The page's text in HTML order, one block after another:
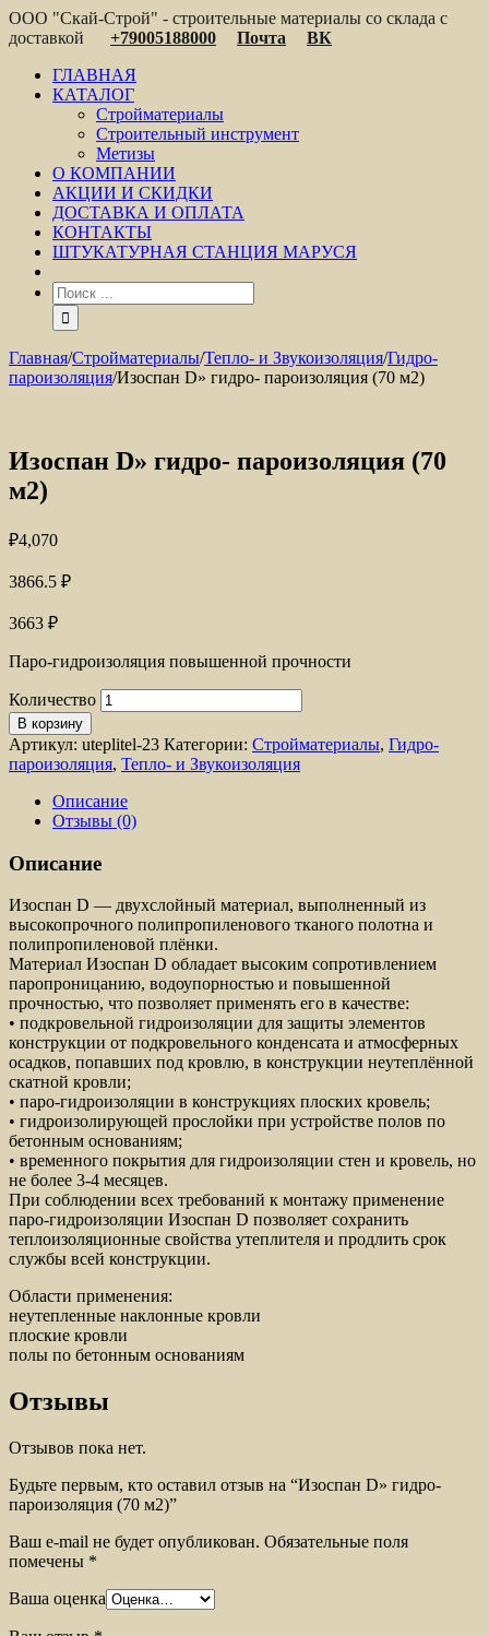
ООО "Скай-Строй" - строительные материалы со склада с
доставкой
+79005188000 Почта
ВК
ГЛАВНАЯ
КАТАЛОГ
Стройматериалы
Строительный инструмент
Метизы
О КОМПАНИИ
АКЦИИ И СКИДКИ
ДОСТАВКА И ОПЛАТА
КОНТАКТЫ
ШТУКАТУРНАЯ СТАНЦИЯ МАРУСЯ
Главная/Стройматериалы/Тепло- и Звукоизоляция/Гидро-
пароизоляция/Изоспан D» гидро- пароизоляция (70 м2)
Изоспан D» гидро- пароизоляция (70
м2)
₽4,070
3866.5 ₽
3663 ₽
Паро-гидроизоляция повышенной прочности
Количество
В корзину
Артикул: uteplitel-23 Категории: Стройматериалы, Гидро-
пароизоляция, Тепло- и Звукоизоляция
Описание
Отзывы (0)
Описание
Изоспан D — двухслойный материал, выполненный из
высокопрочного полипропиленового тканого полотна и
полипропиленовой плёнки.
Материал Изоспан D обладает высоким сопротивлением
паропроницанию, водоупорностью и повышенной
прочностью, что позволяет применять его в качестве:
• подкровельной гидроизоляции для защиты элементов
конструкции от подкровельного конденсата и атмосферных
осадков, попавших под кровлю, в конструкции неутеплённой
скатной кровли;
• паро-гидроизоляции в конструкциях плоских кровель;
• гидроизолирующей прослойки при устройстве полов по
бетонным основаниям;
• временного покрытия для гидроизоляции стен и кровель, но
не более 3-4 месяцев.
При соблюдении всех требований к монтажу применение
паро-гидроизоляции Изоспан D позволяет сохранить
теплоизоляционные свойства утеплителя и продлить срок
службы всей конструкции.
Области применения:
неутепленные наклонные кровли
плоские кровли
полы по бетонным основаниям
Отзывы
Отзывов пока нет.
Будьте первым, кто оставил отзыв на “Изоспан D» гидро-
пароизоляция (70 м2)”
Ваш e-mail не будет опубликован. Обязательные поля
помечены *
Ваша оценка